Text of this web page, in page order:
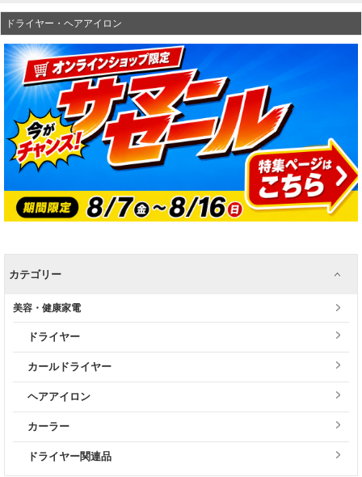
ドライヤー・ヘアアイロン
カテゴリー
美容・健康家電
ドライヤー
カールドライヤー
ヘアアイロン
カーラー
ドライヤー関連品